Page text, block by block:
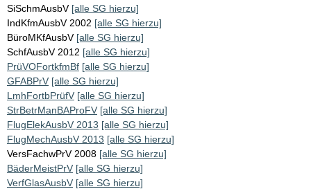
SiSchmAusbV [alle SG hierzu]
IndKfmAusbV 2002 [alle SG hierzu]
BüroMKfAusbV [alle SG hierzu]
SchfAusbV 2012 [alle SG hierzu]
PrüVOFortkfmBf [alle SG hierzu]
GFABPrV [alle SG hierzu]
LmhFortbPrüfV [alle SG hierzu]
StrBetrManBAProFV [alle SG hierzu]
FlugElekAusbV 2013 [alle SG hierzu]
FlugMechAusbV 2013 [alle SG hierzu]
VersFachwPrV 2008 [alle SG hierzu]
BäderMeistPrV [alle SG hierzu]
VerfGlasAusbV [alle SG hierzu]